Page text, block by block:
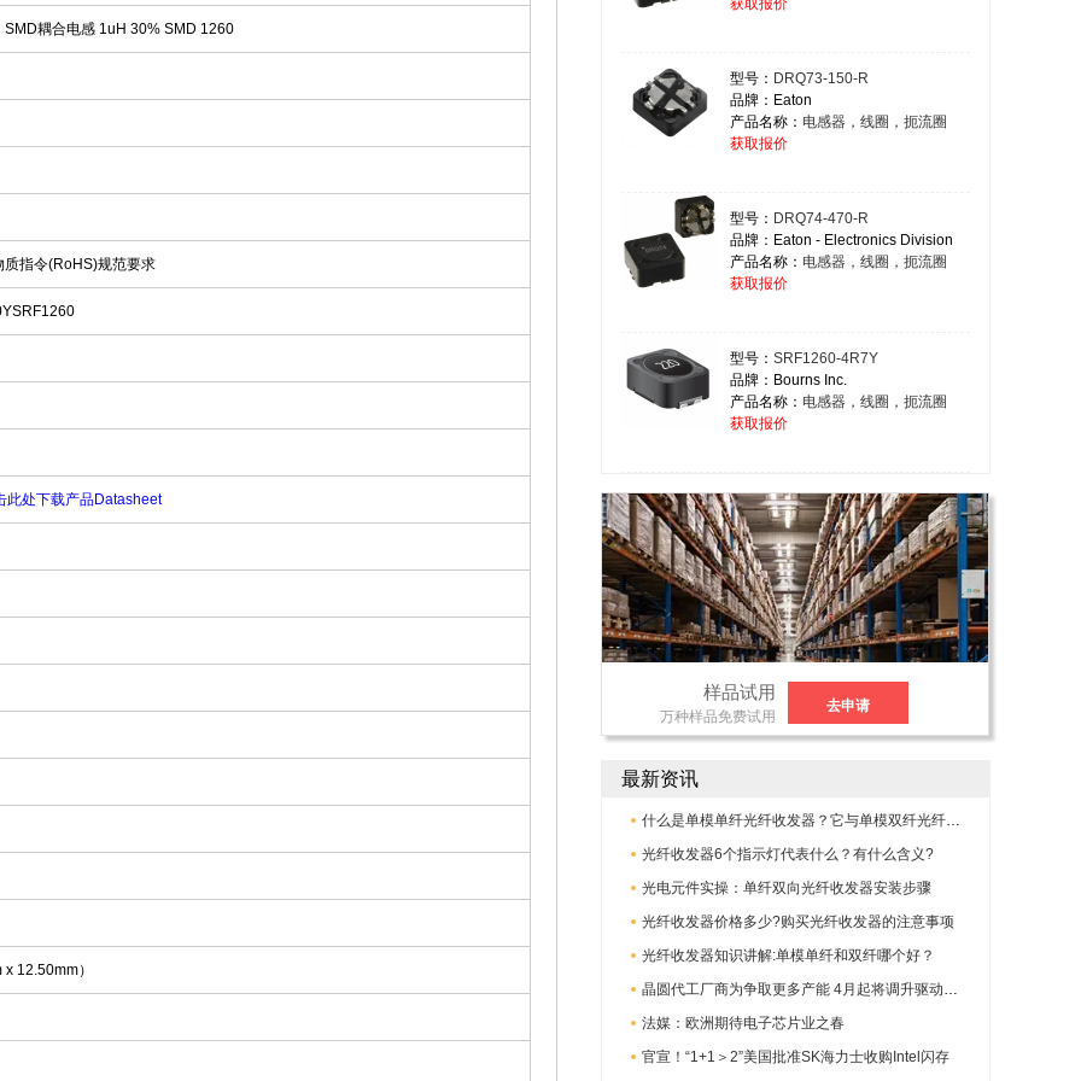
耦合电感 1uH 30% SMD 1260
指令(RoHS)规范要求
此处下载产品Datasheet
12.50mm）
获取报价
型号： DRQ73-150-R
品牌：Eaton
产品名称： 电感器，线圈，扼流圈
获取报价
型号： DRQ74-470-R
品牌：Eaton - Electronics Division
产品名称： 电感器，线圈，扼流圈
获取报价
型号： SRF1260-4R7Y
品牌：Bourns Inc.
产品名称： 电感器，线圈，扼流圈
获取报价
样品试用
万种样品免费试用
去申请
最新资讯
什么是单模单纤光纤收发器？它与单模双纤光纤收发器有何不同?
光纤收发器6个指示灯代表什么？有什么含义?
光电元件实操：单纤双向光纤收发器安装步骤
光纤收发器价格多少?购买光纤收发器的注意事项
光纤收发器知识讲解:单模单纤和双纤哪个好？
晶圆代工厂商为争取更多产能 4月起将调升驱动IC代工报价
法媒：欧洲期待电子芯片业之春
官宣！“1+1＞2”美国批准SK海力士收购Intel闪存